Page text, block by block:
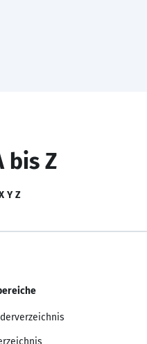
bis Z
Y Z